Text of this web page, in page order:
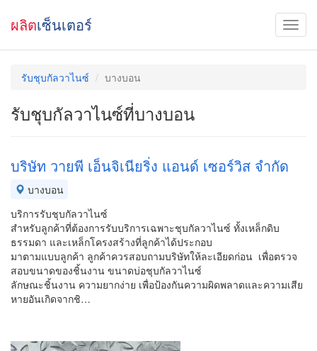
ผลิตเซ็นเตอร์
รับชุบกัลวาไนซ์ บางบอน
รับชุบกัลวาไนซ์ที่บางบอน
บริษัท วายพี เอ็นจิเนียริ่ง แอนด์ เซอร์วิส จำกัด
บางบอน
บริการรับชุบกัลวาไนซ์
สำหรับลูกค้าที่ต้องการรับบริการเฉพาะชุบกัลวาไนซ์ ทั้งเหล็กดิบ
ธรรมดา และเหล็กโครงสร้างที่ลูกค้าได้ประกอบ
มาตามแบบลูกค้า ลูกค้าควรสอบถามบริษัทให้ละเอียดก่อน เพื่อตรวจ
สอบขนาดของชิ้นงาน ขนาดบ่อชุบกัลวาไนซ์
ลักษณะชิ้นงาน ความยากง่าย เพื่อป้องกันความผิดพลาดและความเสีย
หายอันเกิดจากชิ…